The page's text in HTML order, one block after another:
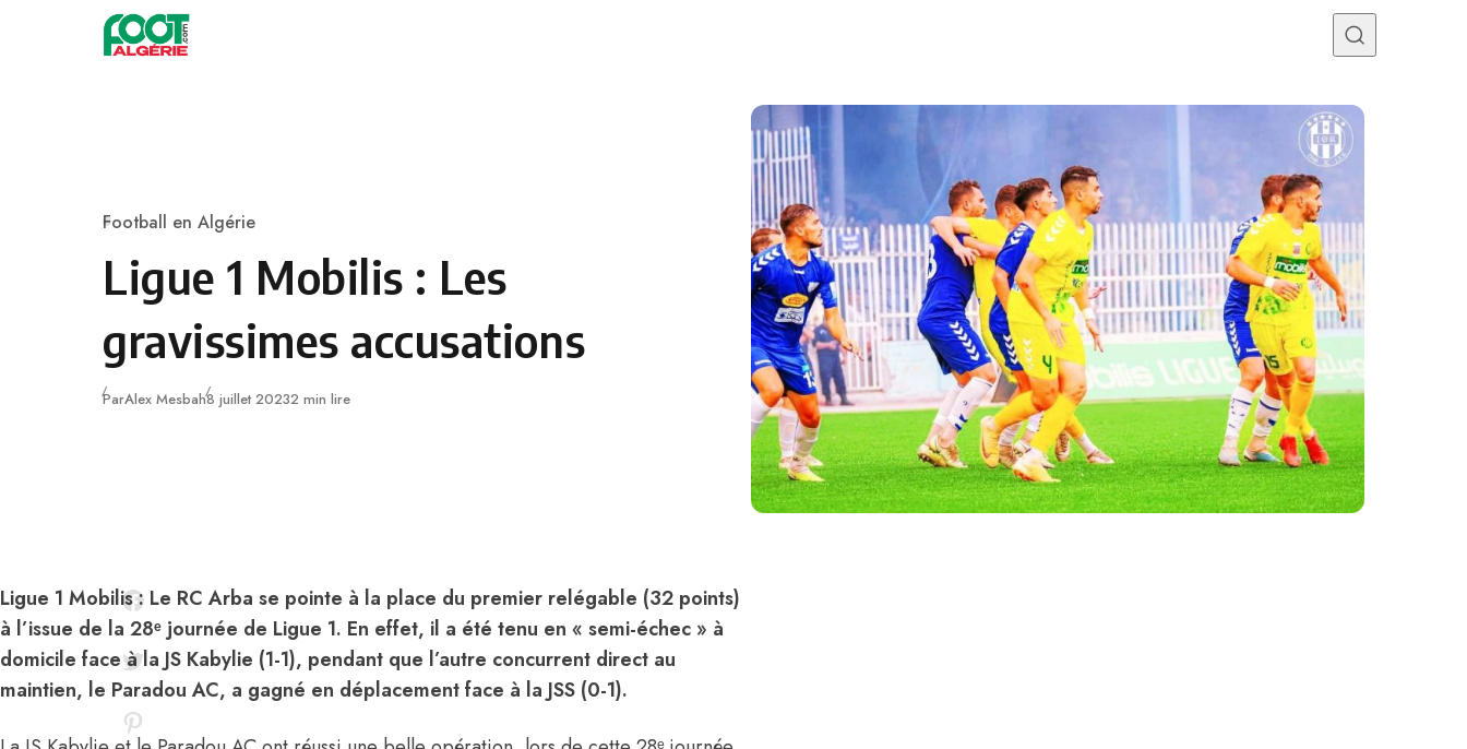
Skip to content
Category
Football en Algérie
Ligue 1 Mobilis : Les
gravissimes accusations
ParAlex MesbahPublié
8 juillet 20232 min lire
Ligue 1 Mobilis : Le RC Arba se pointe à la place du premier relégable (32 points)
à l’issue de la 28ᵉ journée de Ligue 1. En effet, il a été tenu en « semi-échec » à
domicile face à la JS Kabylie (1-1), pendant que l’autre concurrent direct au
maintien, le Paradou AC, a gagné en déplacement face à la JSS (0-1).